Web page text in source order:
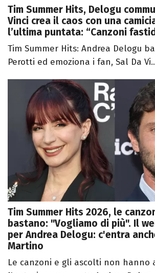
Tim Summer Hits, Delogu
Vinci crea il caos con una
l’ultima puntata: “Canzoni
Tim Summer Hits: Andrea Delogu
Perotti ed emoziona i fan, Sal Da
Tim Summer Hits 2026, le
bastano: "Vogliamo di più". Il
per Andrea Delogu: c'entra
Martino
Le canzoni e gli ascolti non hanno